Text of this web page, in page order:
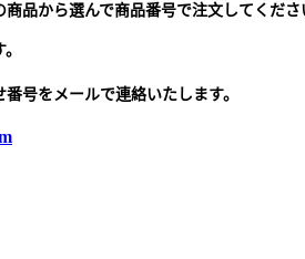
品から選んで商品番号で注文してくださ
号をメールで連絡いたします。